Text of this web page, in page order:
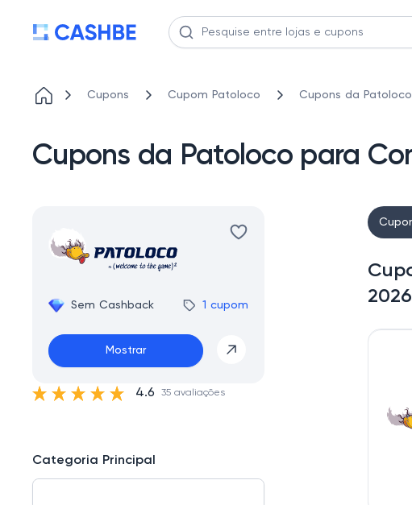
Cupons Cupom Patoloco Cupons da
Cupons da Patoloco para
Sem Cashback 1 cupom
Mostrar
4.6 35 avaliações
Categoria Principal
2026